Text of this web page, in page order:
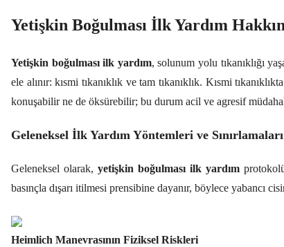
Yetişkin Boğulması İlk Yardım
Yetişkin boğulması ilk yardım, solunum yolu tıkanıklığı
ele alınır: kısmi tıkanıklık ve tam tıkanıklık. Kısmi
konuşabilir ne de öksürebilir; bu durum acil ve agresif
Geleneksel İlk Yardım Yöntemleri ve Sınırlamaları
Geleneksel olarak, yetişkin boğulması ilk yardım
basınçla dışarı itilmesi prensibine dayanır, böylece yabancı
Heimlich Manevrasının Fiziksel Riskleri